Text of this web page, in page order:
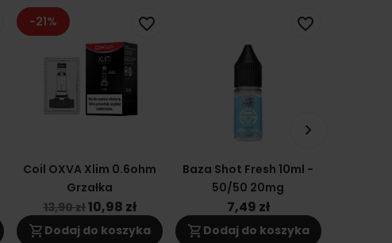
Coil OXVA Xlim 0.6ohm
Grzałka
13,90 zł 10,98 zł
shopping_cart Dodaj do koszyka
-21% favorite_border
Baza Shot Fresh 10ml -
50/50 20mg
7,49 zł
shopping_cart Dodaj do koszyka
favorite_border
keyboard_arrow_right